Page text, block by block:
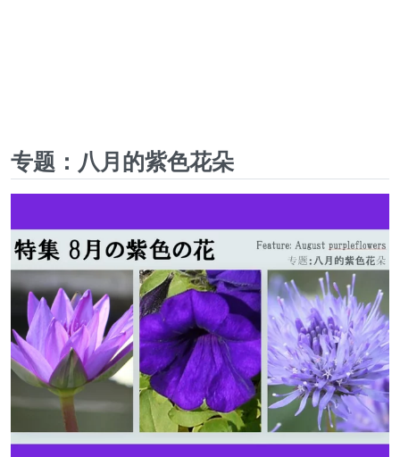
专题：八月的紫色花朵